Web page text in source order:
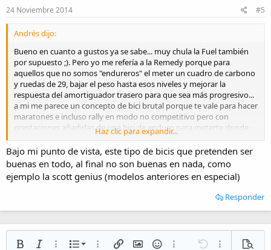
24 Noviembre 2014 #5
Andrés dijo:
Bueno en cuanto a gustos ya se sabe... muy chula la Fuel también
por supuesto ;). Pero yo me refería a la Remedy porque para
aquellos que no somos "endureros" el meter un cuadro de carbono
y ruedas de 29, bajar el peso hasta esos niveles y mejorar la
respuesta del amortiguador trasero para que sea más progresivo...
a mi me parece un concepto de bici brutal porque te vale para hacer
maratones e incluso rally en modo no competitivo pero con
prestaciones añadidas de una bici de enduro para meterte donde
Haz clic para expandir...
Bajo mi punto de vista, este tipo de bicis que pretenden ser
buenas en todo, al final no son buenas en nada, como
ejemplo la scott genius (modelos anteriores en especial)
Responder
Lista numerada